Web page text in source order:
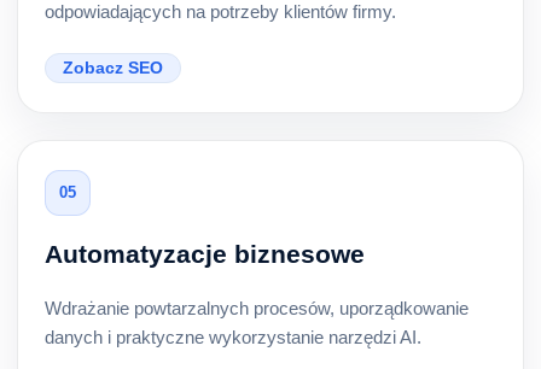
odpowiadających na potrzeby klientów firmy.
Zobacz SEO
05
Automatyzacje biznesowe
Wdrażanie powtarzalnych procesów, uporządkowanie
danych i praktyczne wykorzystanie narzędzi AI.